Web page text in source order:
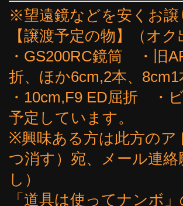
※望遠鏡などを安くお
【譲渡予定の物】（オ
・GS200RC鏡筒 ・旧
折、ほか6cm,2本、
・10cm,F9 ED屈折 ・
予定しています。
※興味ある方は此方のア
つ消す）宛、メール連
し）
「道具は使ってナンボ